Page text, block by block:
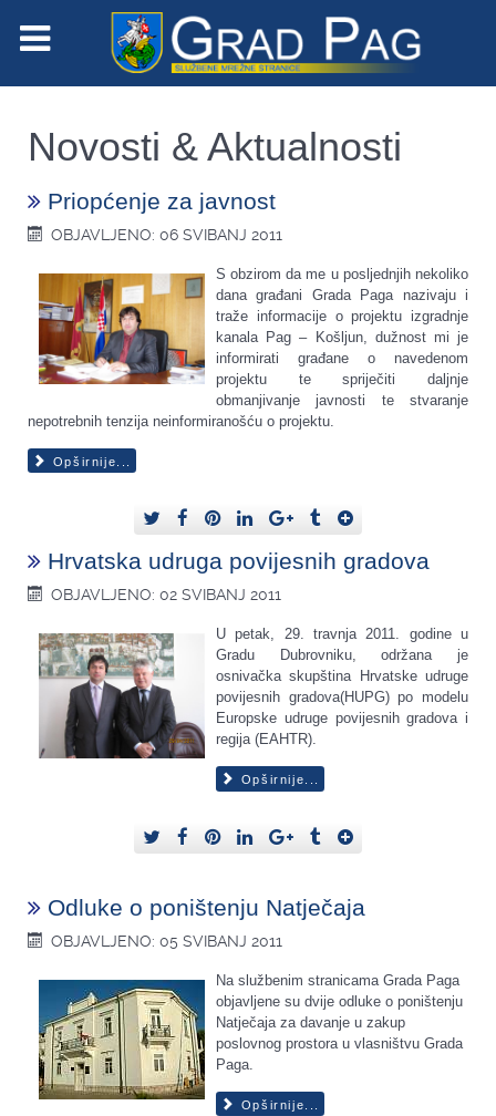
Novosti & Aktualnosti
Priopćenje za javnost
OBJAVLJENO: 06 SVIBANJ 2011
S obzirom da me u posljednjih nekoliko
dana građani Grada Paga nazivaju i
traže informacije oprojektu izgradnje
kanala Pag – Košljun, dužnost mi je
informirati građane o navedenom
projektu te spriječiti daljnje
obmanjivanje javnosti te stvaranje
nepotrebnih tenzija neinformiranošću o projektu.
Opširnije...
Hrvatska udruga povijesnih gradova
OBJAVLJENO: 02 SVIBANJ 2011
U petak, 29. travnja 2011. godine u
Gradu Dubrovniku, održana je
osnivačka skupština Hrvatske udruge
povijesnih gradova(HUPG) po modelu
Europske udruge povijesnih gradova i
regija (EAHTR).
Opširnije...
Odluke o poništenju Natječaja
OBJAVLJENO: 05 SVIBANJ 2011
Na službenim stranicama Grada Paga
objavljene su dvije odluke o poništenju
Natječaja za davanje u zakup
poslovnog prostora u vlasništvu Grada
Paga.
Opširnije...